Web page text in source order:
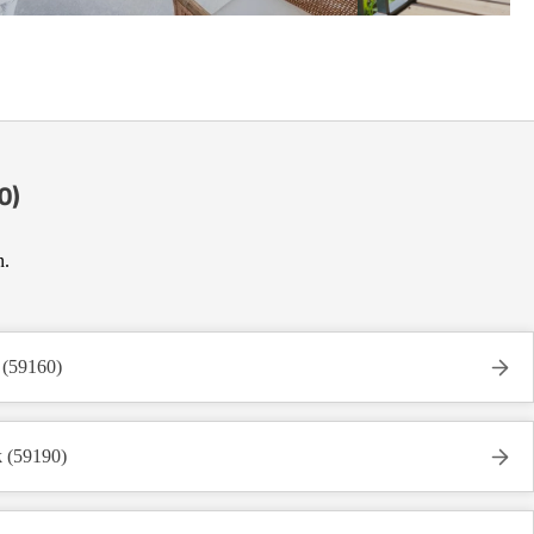
(59160)
(59190)